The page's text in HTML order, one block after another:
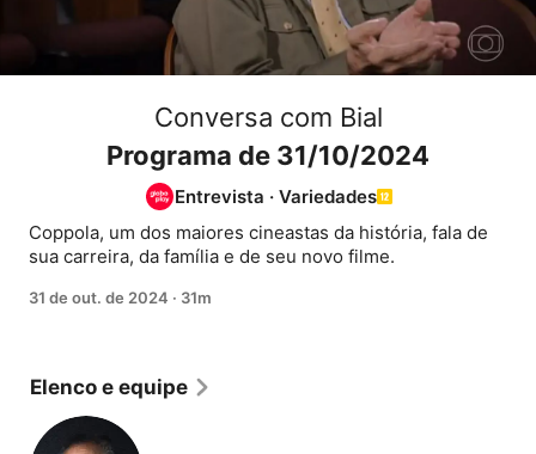
Conversa com Bial
Programa de 31/10/2024
Entrevista · Variedades
Coppola, um dos maiores cineastas da história, fala de
sua carreira, da família e de seu novo filme.
31 de out. de 2024 · 31m
Elenco e equipe